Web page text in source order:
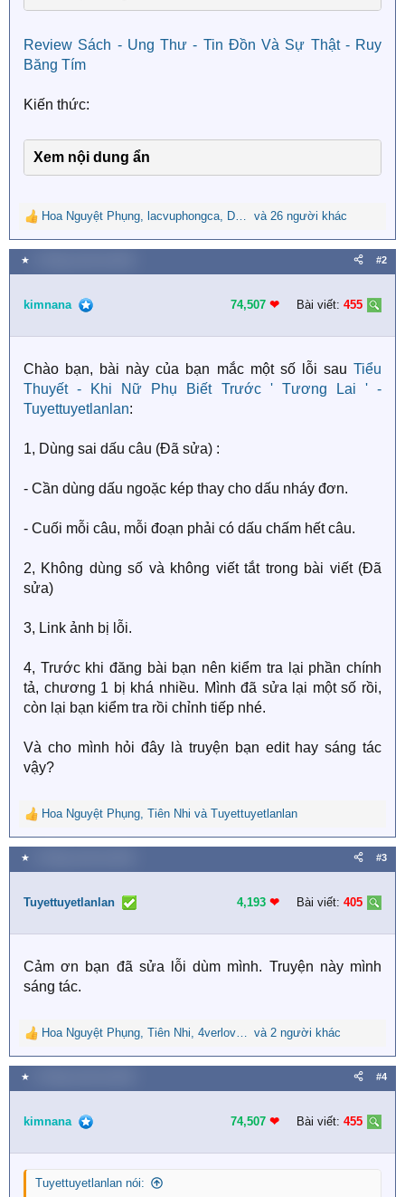
Review Sách - Ung Thư - Tin Đồn Và Sự Thật - Ruy
Băng Tím
Kiến thức:
Xem nội dung ẩn
R
e
a
c
i
n
:
Hoa Nguyệt Phụng, lacvuphongca, Dana Lê và 26 người khác
★ #2
kimnana 74,507 ❤︎ Bài viết: 455
Chào bạn, bài này của bạn mắc một số lỗi sau Tiểu
Thuyết - Khi Nữ Phụ Biết Trước ' Tương Lai ' -
Tuyettuyetlanlan:
1, Dùng sai dấu câu (Đã sửa) :
- Cần dùng dấu ngoặc kép thay cho dấu nháy đơn.
- Cuối mỗi câu, mỗi đoạn phải có dấu chấm hết câu.
2, Không dùng số và không viết tắt trong bài viết (Đã
sửa)
3, Link ảnh bị lỗi.
4, Trước khi đăng bài bạn nên kiểm tra lại phần chính
tả, chương 1 bị khá nhiều. Mình đã sửa lại một số rồi,
còn lại bạn kiểm tra rồi chỉnh tiếp nhé.
Và cho mình hỏi đây là truyện bạn edit hay sáng tác
vậy?
R
e
a
c
i
n
:
Hoa Nguyệt Phụng, Tiên Nhi và Tuyettuyetlanlan
★ #3
Tuyettuyetlanlan 4,193 ❤︎ Bài viết: 405
Cảm ơn bạn đã sửa lỗi dùm mình. Truyện này mình
sáng tác.
R
e
a
c
i
n
s
Hoa Nguyệt Phụng, Tiên Nhi, 4verlove95 và 2 người khác
★ #4
kimnana 74,507 ❤︎ Bài viết: 455
Tuyettuyetlanlan nói: